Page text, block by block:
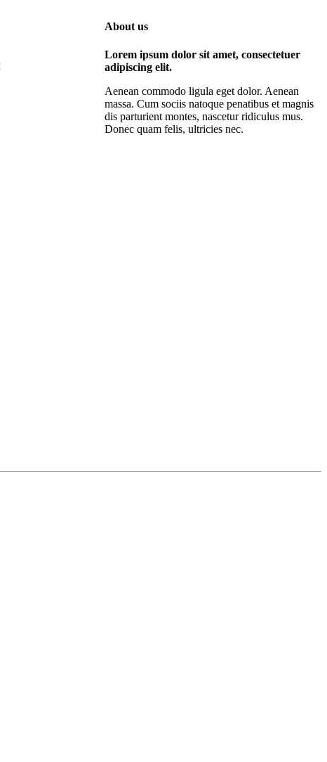
About us
Lorem ipsum dolor sit amet, consectetuer
adipiscing elit.
Aenean commodo ligula eget dolor. Aenean
massa. Cum sociis natoque penatibus et magnis
dis parturient montes, nascetur ridiculus mus.
Donec quam felis, ultricies nec.